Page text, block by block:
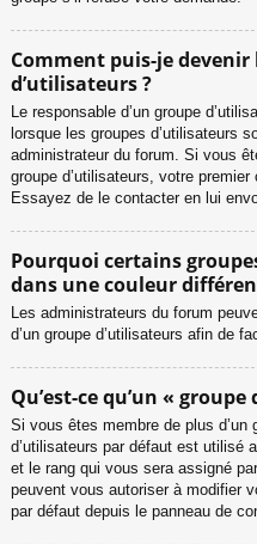
Comment puis-je devenir
d’utilisateurs ?
Le responsable d’un groupe
lorsque les groupes d’utilisateurs
administrateur du forum. Si vous
groupe d’utilisateurs, votre
Essayez de le contacter en lui
Pourquoi certains
dans une couleur
Les administrateurs du forum
d’un groupe d’utilisateurs afin de
Qu’est-ce qu’un «
Si vous êtes membre de plus d’un
d’utilisateurs par défaut est utilisé
et le rang qui vous sera assigné
peuvent vous autoriser à modifier
par défaut depuis le panneau de